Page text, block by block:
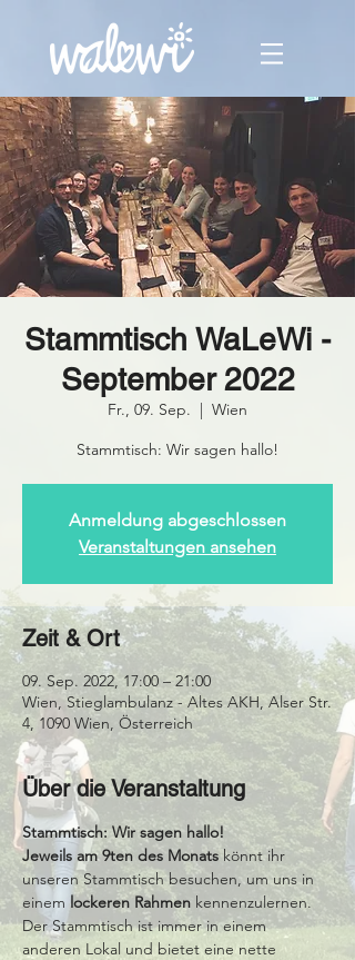
Stammtisch WaLeWi -
September 2022
Fr., 09. Sep.
  |
Wien
Stammtisch: Wir sagen hallo!
Anmeldung abgeschlossen
Veranstaltungen ansehen
Zeit & Ort
09. Sep. 2022, 17:00 – 21:00
Wien, Stieglambulanz - Altes AKH, Alser Str.
4, 1090 Wien, Österreich
Über die Veranstaltung
Stammtisch: Wir sagen hallo!
Jeweils am 9ten des Monats könnt ihr
unseren Stammtisch besuchen, um uns in
einem lockeren Rahmen kennenzulernen.
Der Stammtisch ist immer in einem
anderen Lokal und bietet eine nette